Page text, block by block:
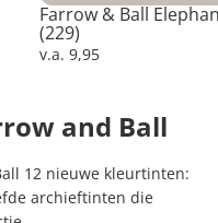
Farrow & Ball
(229)
v.a. 9,95
and Ball
12 nieuwe kleurtinten:
archieftinten die